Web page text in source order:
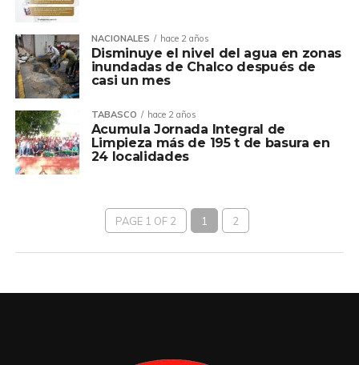
NACIONALES hace 2 años
Disminuye el nivel del agua en zonas
inundadas de Chalco después de
casi un mes
TABASCO hace 2 años
Acumula Jornada Integral de
Limpieza más de 195 t de basura en
24 localidades
PAGE 1 OF 2 1 2